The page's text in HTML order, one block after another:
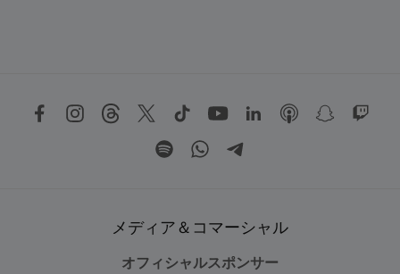
メディア＆コマーシャル
オフィシャルスポンサー